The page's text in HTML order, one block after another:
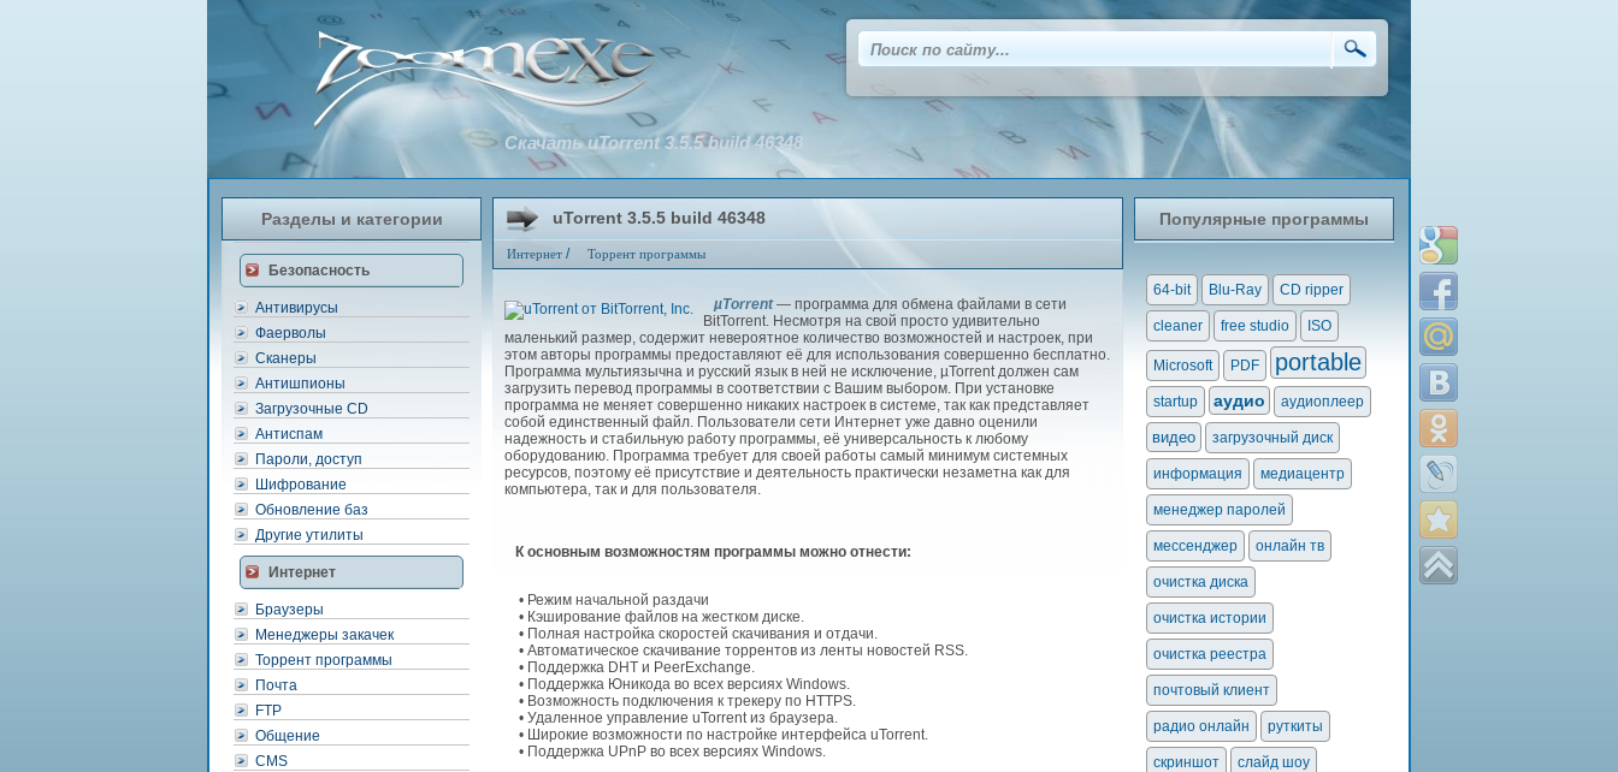
Разделы и категории
Безопасность
Антивирусы
Фаерволы
Сканеры
Антишпионы
Загрузочные CD
Антиспам
Пароли, доступ
Шифрование
Обновление баз
Другие утилиты
Интернет
Браузеры
Менеджеры закачек
Торрент программы
Почта
FTP
Общение
CMS
uTorrent 3.5.5 build 46348
Интернет / Торрент программы
Скачать uTorrent 3.5.5 build 46348
µTorrent— программа для обмена файлами в сети
BitTorrent. Несмотря на свой просто удивительно
маленький размер, содержит невероятное количество возможностей и настроек, при
этом авторы программы предоставляют её для использования совершенно бесплатно.
Программа мультиязычна и русский язык в ней не исключение, µTorrent должен сам
загрузить перевод программы в соответствии с Вашим выбором. При установке
программа не меняет совершенно никаких настроек в системе, так как представляет
собой единственный файл. Пользователи сети Интернет уже давно оценили
надежность и стабильную работу программы, её универсальность к любому
оборудованию. Программа требует для своей работы самый минимум системных
ресурсов, поэтому её присутствие и деятельность практически незаметна как для
компьютера, так и для пользователя.
К основным возможностям программы можно отнести:
• Режим начальной раздачи
• Кэширование файлов на жестком диске.
• Полная настройка скоростей скачивания и отдачи.
• Автоматическое скачивание торрентов из ленты новостей RSS.
• Поддержка DHT и PeerExchange.
• Поддержка Юникода во всех версиях Windows.
• Возможность подключения к трекеру по HTTPS.
• Удаленное управление uTorrent из браузера.
• Широкие возможности по настройке интерфейса uTorrent.
• Поддержка UPnP во всех версиях Windows.
Популярные программы
64-bit Blu-Ray CD ripper
cleaner free studio ISO
Microsoft PDF portable
startup аудио аудиоплеер
видео загрузочный диск
информация медиацентр
менеджер паролей
мессенджер онлайн тв
очистка диска
очистка истории
очистка реестра
почтовый клиент
радио онлайн руткиты
скриншот слайд шоу